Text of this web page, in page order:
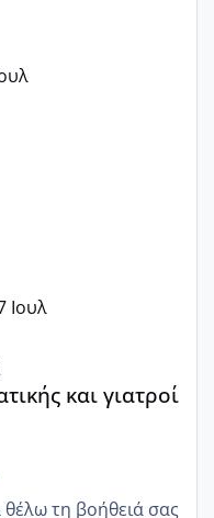
παιδικό στ
Ιουλ
εμπερίες
και γιατροί
θέλω τη βοήθειά σας